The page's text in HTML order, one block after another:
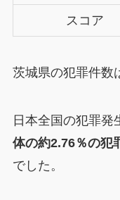
スコア
茨城県の犯罪件数
日本全国の犯罪発
体の約2.76％の犯
でした。